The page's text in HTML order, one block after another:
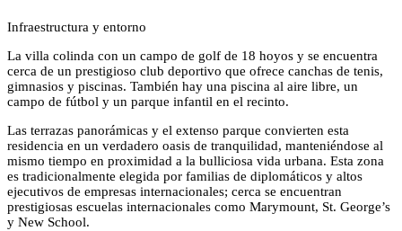
Infraestructura y entorno
La villa colinda con un campo de golf de 18 hoyos y se encuentra
cerca de un prestigioso club deportivo que ofrece canchas de tenis,
gimnasios y piscinas. También hay una piscina al aire libre, un
campo de fútbol y un parque infantil en el recinto.
Las terrazas panorámicas y el extenso parque convierten esta
residencia en un verdadero oasis de tranquilidad, manteniéndose al
mismo tiempo en proximidad a la bulliciosa vida urbana. Esta zona
es tradicionalmente elegida por familias de diplomáticos y altos
ejecutivos de empresas internacionales; cerca se encuentran
prestigiosas escuelas internacionales como Marymount, St. George’s
y New School.